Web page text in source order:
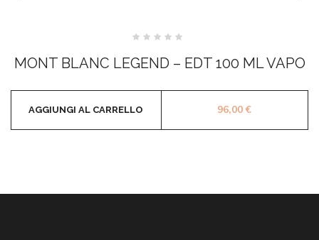
su
5
MONT BLANC LEGEND – EDT 100 ML VAPO
96,00€
AGGIUNGI AL CARRELLO